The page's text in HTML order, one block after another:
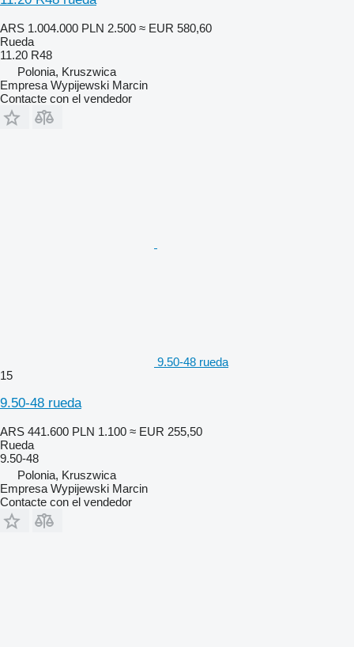
ARS 1.004.000 PLN 2.500 ≈ EUR 580,60
Rueda
11.20 R48
Polonia, Kruszwica
Empresa Wypijewski Marcin
Contacte con el vendedor
9.50-48 rueda
15
9.50-48 rueda
ARS 441.600 PLN 1.100 ≈ EUR 255,50
Rueda
9.50-48
Polonia, Kruszwica
Empresa Wypijewski Marcin
Contacte con el vendedor